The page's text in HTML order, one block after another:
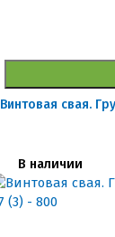
Винтовая свая.
В наличии